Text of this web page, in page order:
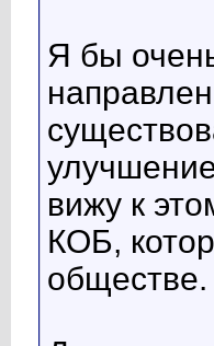
Я бы
вижу к
КОБ,
обществе.